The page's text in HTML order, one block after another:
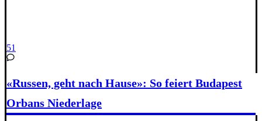
51
«Russen, geht nach Hause»: So feiert Budapest
Orbans Niederlage